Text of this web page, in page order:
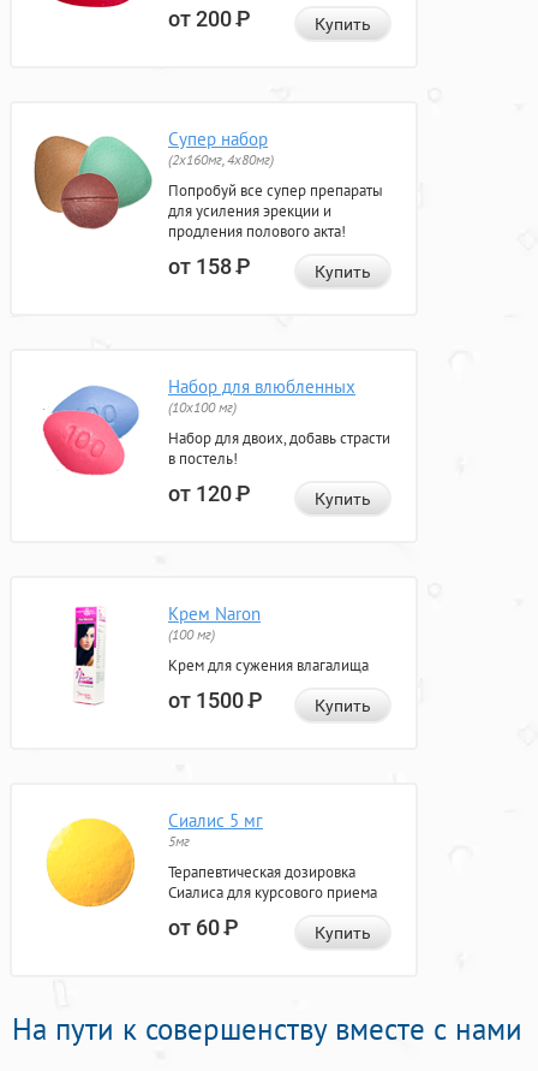
от 200Р Купить
Супер набор
(2х160мг, 4х80мг)
Попробуй все супер препараты
для усиления эрекции и
продления полового акта!
от 158Р Купить
Набор для влюбленных
(10х100 мг)
Набор для двоих, добавь страсти
в постель!
от 120Р Купить
Крем Naron
(100 мг)
Крем для сужения влагалища
от 1500Р Купить
Сиалис 5 мг
5мг
Терапевтическая дозировка
Сиалиса для курсового приема
от 60Р Купить
На пути к совершенству вместе с нами